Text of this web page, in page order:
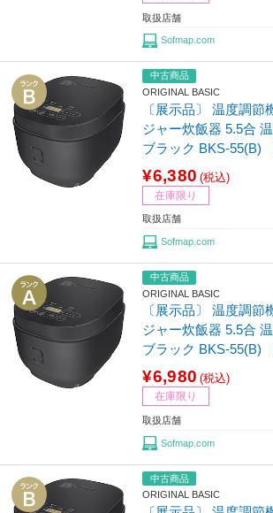
取扱店舗
Sofmap.com
中古商品
ORIGINAL BASIC
〔展示品〕 温度調節
ジャー炊飯器 5.5合
ブラック BKS-55(B)
¥6,380 (税込)
在庫限り
取扱店舗
Sofmap.com
中古商品
ORIGINAL BASIC
〔展示品〕 温度調節
ジャー炊飯器 5.5合
ブラック BKS-55(B)
¥6,980 (税込)
在庫限り
取扱店舗
Sofmap.com
中古商品
ORIGINAL BASIC